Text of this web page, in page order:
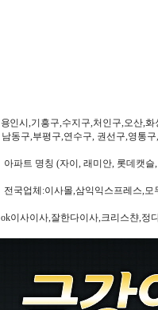
용인시,기흥구,수지구,처인구,오산,
남동구,부평구,연수구, 권선구,영통
아파트 명칭 (자이, 래미안, 롯데캣
전국업체:이사몰,삼익익스프레스,
ok이사이사,잘한다이사,크리스챤,정